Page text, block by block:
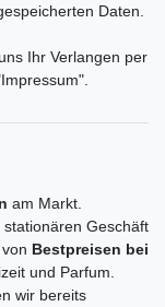
Daten.
Ihr Verlangen per
am Markt.
stationären Geschäft
Bestpreisen bei
und Parfum.
wir bereits